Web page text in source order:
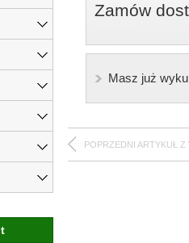
Zamów
Masz już
POPRZEDNI ARTYKUŁ Z